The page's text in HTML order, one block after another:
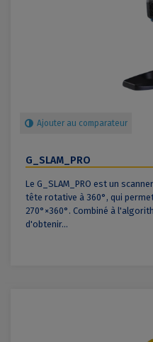
Ajouter au comparateur
G_SLAM_PRO
Le G_SLAM_PRO est un
tête rotative à 360°, qui
270°×360°. Combiné à
d'obtenir...